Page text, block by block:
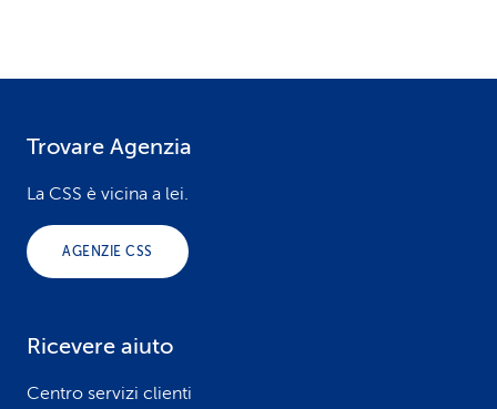
Trovare Agenzia
La CSS è vicina a lei.
AGENZIE CSS
Ricevere aiuto
Centro servizi clienti